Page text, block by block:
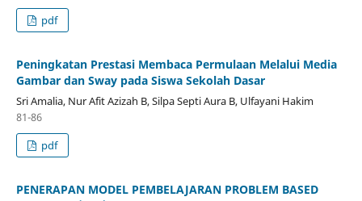
pdf
Peningkatan Prestasi Membaca Permulaan Melalui Media
Gambar dan Sway pada Siswa Sekolah Dasar
Sri Amalia, Nur Afit Azizah B, Silpa Septi Aura B, Ulfayani Hakim
81-86
pdf
PENERAPAN MODEL PEMBELAJARAN PROBLEM BASED